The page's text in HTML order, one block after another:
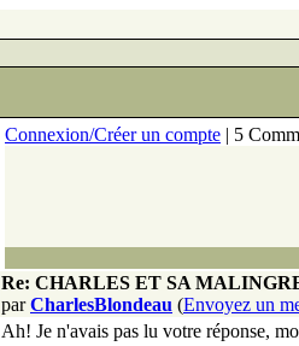
Connexion/Créer un compte | 5
Re: CHARLES ET SA
parCharlesBlondeau (Envoyez un
Ah! Je n'avais pas lu votre réponse,